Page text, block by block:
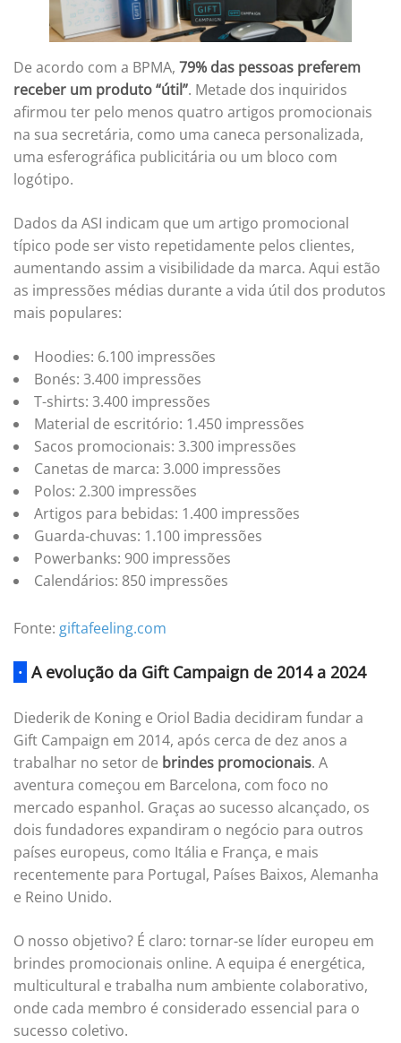
De acordo com a BPMA, 79% das pessoas preferem
receber um produto “útil”. Metade dos inquiridos
afirmou ter pelo menos quatro artigos promocionais
na sua secretária, como uma caneca personalizada,
uma esferográfica publicitária ou um bloco com
logótipo.
Dados da ASI indicam que um artigo promocional
típico pode ser visto repetidamente pelos clientes,
aumentando assim a visibilidade da marca. Aqui estão
as impressões médias durante a vida útil dos produtos
mais populares:
Hoodies: 6.100 impressões
Bonés: 3.400 impressões
T-shirts: 3.400 impressões
Material de escritório: 1.450 impressões
Sacos promocionais: 3.300 impressões
Canetas de marca: 3.000 impressões
Polos: 2.300 impressões
Artigos para bebidas: 1.400 impressões
Guarda-chuvas: 1.100 impressões
Powerbanks: 900 impressões
Calendários: 850 impressões
Fonte: giftafeeling.com
· A evolução da Gift Campaign de 2014 a 2024
Diederik de Koning e Oriol Badia decidiram fundar a
Gift Campaign em 2014, após cerca de dez anos a
trabalhar no setor de brindes promocionais. A
aventura começou em Barcelona, com foco no
mercado espanhol. Graças ao sucesso alcançado, os
dois fundadores expandiram o negócio para outros
países europeus, como Itália e França, e mais
recentemente para Portugal, Países Baixos, Alemanha
e Reino Unido.
O nosso objetivo? É claro: tornar-se líder europeu em
brindes promocionais online. A equipa é energética,
multicultural e trabalha num ambiente colaborativo,
onde cada membro é considerado essencial para o
sucesso coletivo.